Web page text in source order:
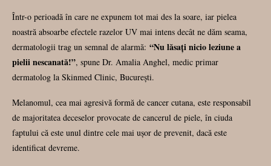
Într-o perioadă în care ne expunem tot mai des la soare, iar pielea
noastră absoarbe efectele razelor UV mai intens decât ne dăm seama,
dermatologii trag un semnal de alarmă: “Nu lăsați nicio leziune a
pielii nescanată!”, spune Dr. Amalia Anghel, medic primar
dermatolog la Skinmed Clinic, București.
Melanomul, cea mai agresivă formă de cancer cutana, este responsabil
de majoritatea deceselor provocate de cancerul de piele, în ciuda
faptului că este unul dintre cele mai ușor de prevenit, dacă este
identificat devreme.